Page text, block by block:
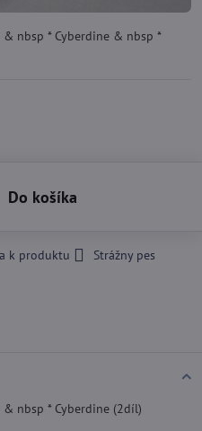
nbsp * Cyberdine & nbsp *
Do košíka
k produktu
Strážny pes
nbsp * Cyberdine (2díl)